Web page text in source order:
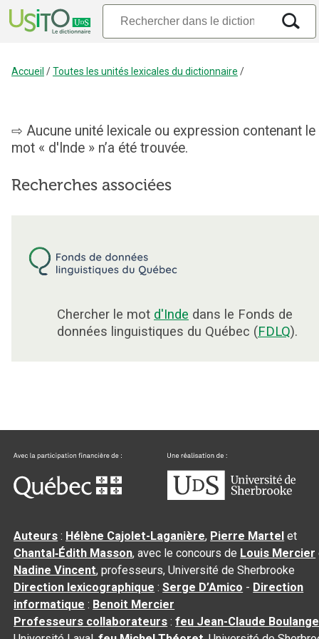
Accueil /Toutes les unités lexicales du dictionnaire /
Aucune unité lexicale ou expression contenant le
mot « d'Inde » n’a été trouvée.
Recherches associées
Chercher le mot d'Inde dans le Fonds de
données linguistiques du Québec (FDLQ).
Auteurs : Hélène Cajolet-Laganière, Pierre Martel et
Chantal‑Édith Masson, avec le concours de Louis Mercier
Nadine Vincent, professeurs, Université de Sherbrooke
Direction lexicographique :Serge D’Amico - Direction
informatique : Benoit Mercier
Professeurs collaborateurs :feu Jean-Claude